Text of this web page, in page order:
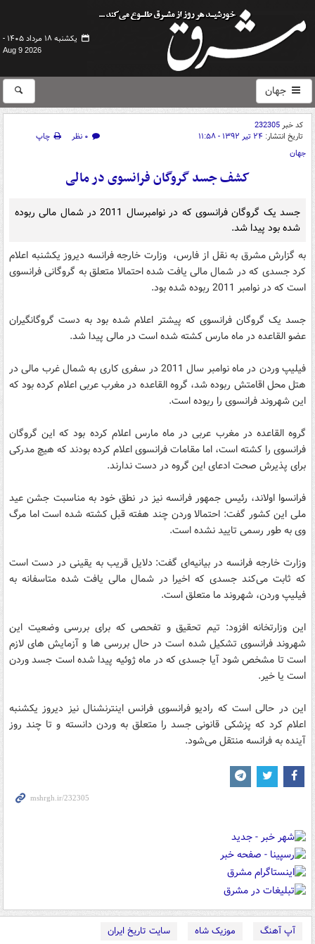
یکشنبه ۱۸ مرداد ۱۴۰۵ -
Aug 9 2026
جهان
کد خبر232305
تاریخ انتشار: ۲۴ تیر ۱۳۹۲ - ۱۱:۵۸ ۰ نظر
چاپ
جهان
کشف جسد گروگان فرانسوی در مالی
جسد یک گروگان فرانسوی که در نوامبرسال 2011 در شمال مالی ربوده
شده بود پیدا شد.
به گزارش مشرق به نقل از فارس، وزارت خارجه فرانسه دیروز یکشنبه اعلام
کرد جسدی که در شمال مالی یافت شده احتمالا متعلق به گروگانی فرانسوی
است که در نوامبر 2011 ربوده شده بود.
جسد یک گروگان فرانسوی که پیشتر اعلام شده بود به دست گروگانگیران
عضو القاعده در ماه مارس کشته شده است در مالی پیدا شد.
فیلیپ وردن در ماه نوامبر سال 2011 در سفری کاری به شمال غرب مالی در
هتل محل اقامتش ربوده شد، گروه القاعده در مغرب عربی اعلام کرده بود که
این شهروند فرانسوی را ربوده است.
گروه القاعده در مغرب عربی در ماه مارس اعلام کرده بود که این گروگان
فرانسوی را کشته است، اما مقامات فرانسوی اعلام کرده بودند که هیچ مدرکی
برای پذیرش صحت ادعای این گروه در دست ندارند.
فرانسوا اولاند، رئیس جمهور فرانسه نیز در نطق خود به مناسبت جشن عید
ملی این کشور گفت: احتمالا وردن چند هفته قبل کشته شده است اما مرگ
وی به طور رسمی تایید نشده است.
وزارت خارجه فرانسه در بیانیه‌ای گفت: دلایل قریب به یقینی در دست است
که ثابت می‌کند جسدی که اخیرا در شمال مالی یافت شده متاسفانه به
فیلیپ وردن، شهروند ما متعلق است.
این وزارتخانه افزود: تیم تحقیق و تفحصی که برای بررسی وضعیت این
شهروند فرانسوی تشکیل شده است در حال بررسی ها و آزمایش های لازم
است تا مشخص شود آیا جسدی که در ماه ژوئیه پیدا شده است جسد وردن
است یا خیر.
این در حالی است که رادیو فرانسوی فرانس اینترنشنال نیز دیروز یکشنبه
اعلام کرد که پزشکی قانونی جسد را متعلق به وردن دانسته و تا چند روز
آینده به فرانسه منتقل می‌شود.
آپ آهنگ موزیک شاه
سایت تاریخ ایران